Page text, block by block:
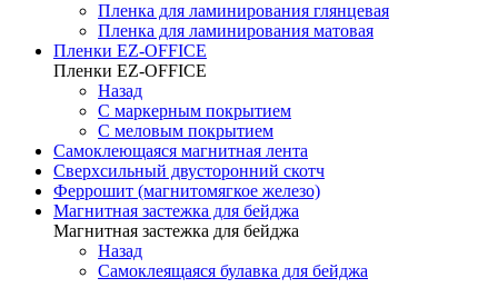
Пленка для ламинирования глянцевая
Пленка для ламинирования матовая
Пленки EZ-OFFICE
Пленки EZ-OFFICE
Назад
С маркерным покрытием
С меловым покрытием
Самоклеющаяся магнитная лента
Сверхсильный двусторонний скотч
Феррошит (магнитомягкое железо)
Магнитная застежка для бейджа
Магнитная застежка для бейджа
Назад
Самоклеящаяся булавка для бейджа